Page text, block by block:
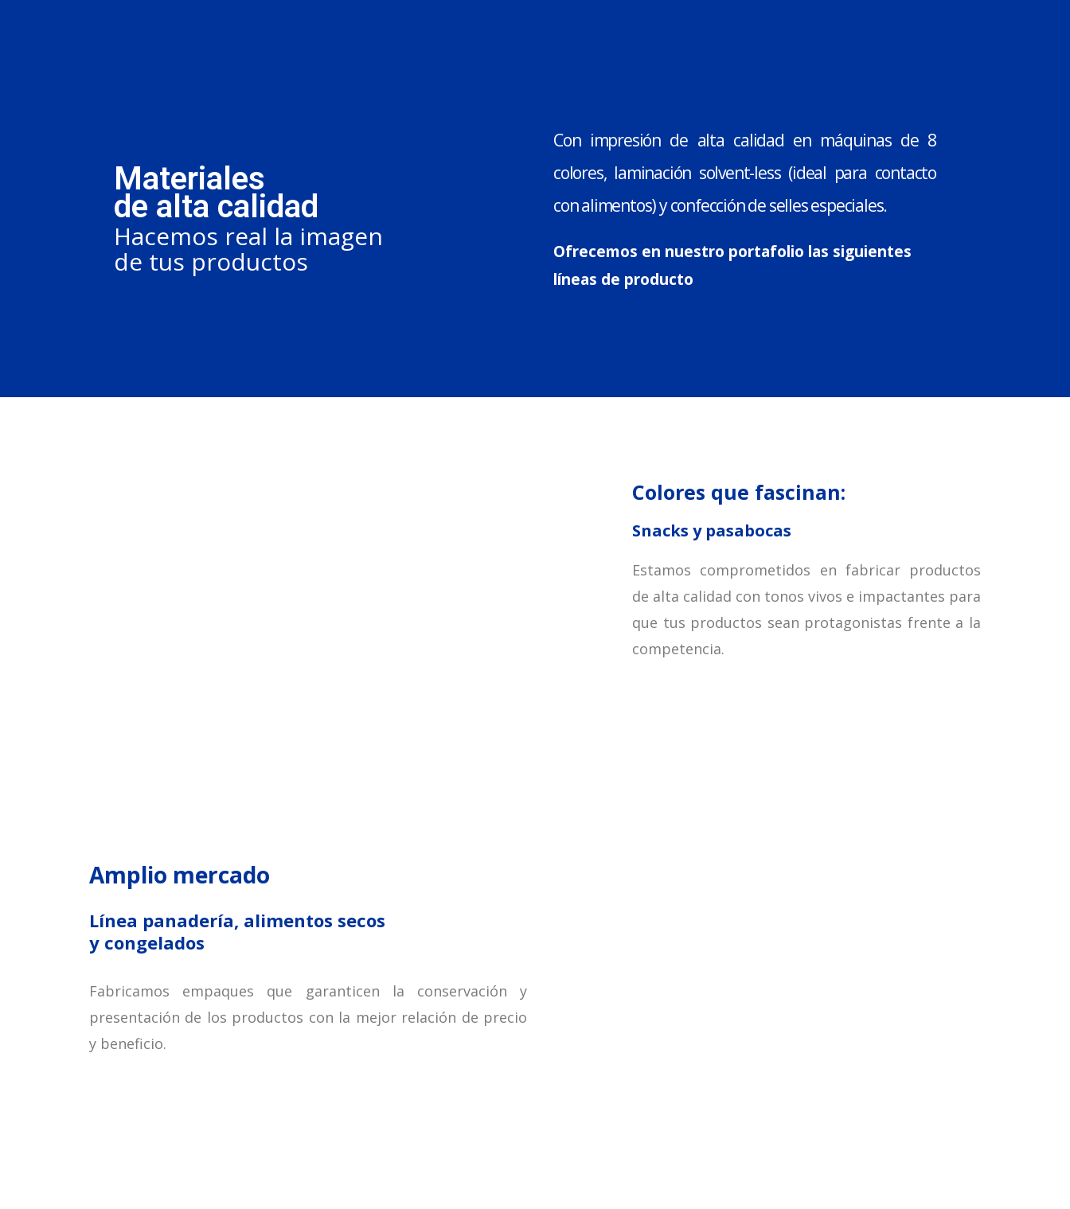
Materiales
de alta calidad
Hacemos real la imagen
de tus productos
Con impresión de alta calidad en máquinas de 8
colores, laminación solvent-less (ideal para contacto
con alimentos) y confección de selles especiales.
Ofrecemos en nuestro portafolio las siguientes
líneas de producto
Colores que fascinan:
Snacks y pasabocas
Estamos comprometidos en fabricar productos
de alta calidad con tonos vivos e impactantes para
que tus productos sean protagonistas frente a la
competencia.
Amplio mercado
Línea panadería, alimentos secos
y congelados
Fabricamos empaques que garanticen la conservación y
presentación de los productos con la mejor relación de precio
y beneficio.